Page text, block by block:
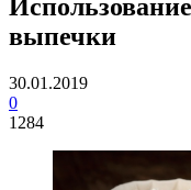
выпечки
30.01.2019
0
1284